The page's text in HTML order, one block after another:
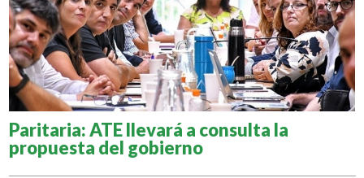
Paritaria: ATE llevará a consulta la
propuesta del gobierno